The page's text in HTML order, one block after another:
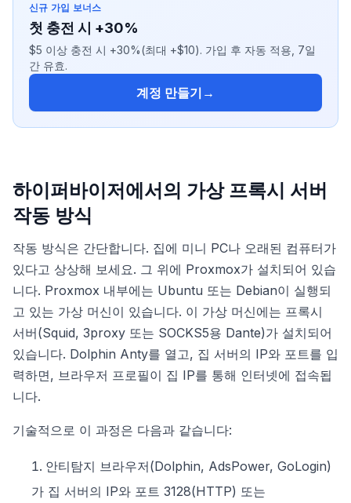
신규 가입 보너스
첫 충전 시 +30%
$5 이상 충전 시 +30%(최대 +$10). 가입 후 자동 적용, 7일
간 유효.
계정 만들기 →
하이퍼바이저에서의 가상 프록시 서버
작동 방식
작동 방식은 간단합니다. 집에 미니 PC나 오래된 컴퓨터가
있다고 상상해 보세요. 그 위에 Proxmox가 설치되어 있습
니다. Proxmox 내부에는 Ubuntu 또는 Debian이 실행되
고 있는 가상 머신이 있습니다. 이 가상 머신에는 프록시
서버(Squid, 3proxy 또는 SOCKS5용 Dante)가 설치되어
있습니다. Dolphin Anty를 열고, 집 서버의 IP와 포트를 입
력하면, 브라우저 프로필이 집 IP를 통해 인터넷에 접속됩
니다.
기술적으로 이 과정은 다음과 같습니다:
안티탐지 브라우저(Dolphin, AdsPower, GoLogin)
가 집 서버의 IP와 포트 3128(HTTP) 또는